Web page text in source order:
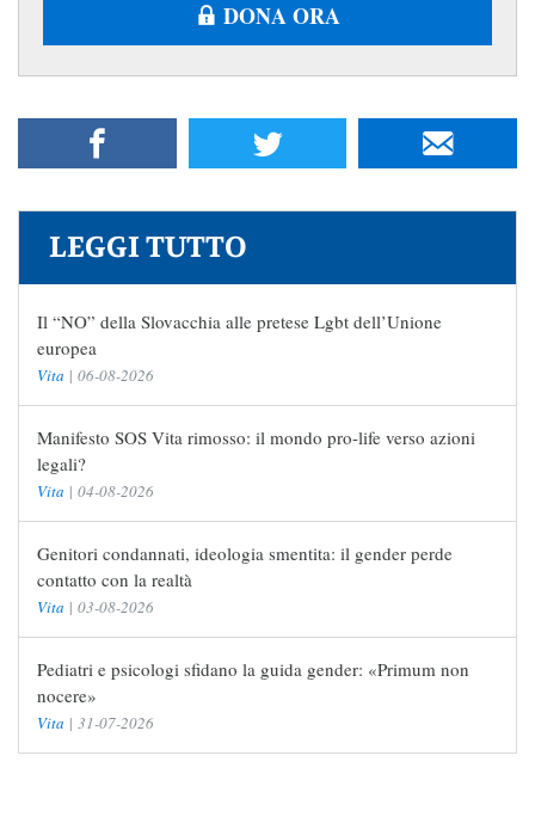
DONA ORA
LEGGI TUTTO
Il “NO” della Slovacchia alle pretese Lgbt dell’Unione
europea
Vita | 06-08-2026
Manifesto SOS Vita rimosso: il mondo pro-life verso azioni
legali?
Vita | 04-08-2026
Genitori condannati, ideologia smentita: il gender perde
contatto con la realtà
Vita | 03-08-2026
Pediatri e psicologi sfidano la guida gender: «Primum non
nocere»
Vita | 31-07-2026